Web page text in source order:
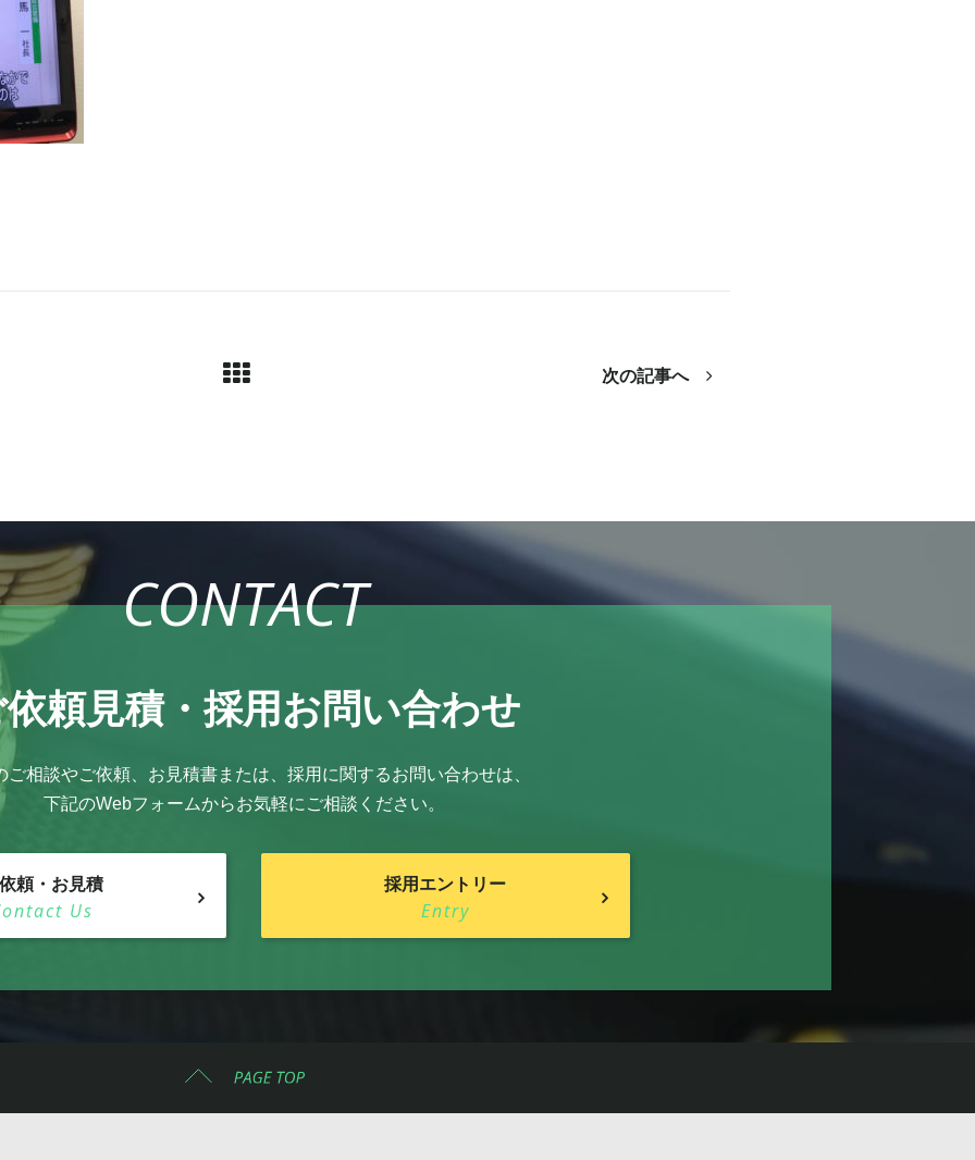
次の記事へ
CONTACT
頼見積・ 採用お問い合わせ
ご相談やご依頼、お見積書または、採用に関するお問い合わせは、
下記のWebフォームからお気軽にご相談ください。
頼・お見積
Us
採用エントリー
Entry